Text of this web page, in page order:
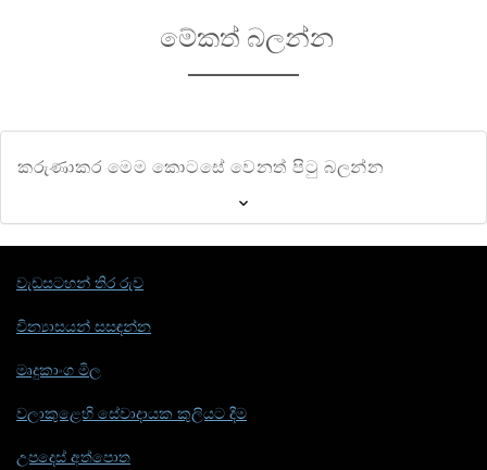
මේකත් බලන්න
කරුණාකර මෙම කොටසේ වෙනත් පිටු බලන්න
වැඩසටහන් තිර රුව
වින්‍යාසයන් සසඳන්න
මෘදුකාංග මිල
වලාකුළෙහි සේවාදායක කුලියට දීම
උපදෙස් අත්පොත